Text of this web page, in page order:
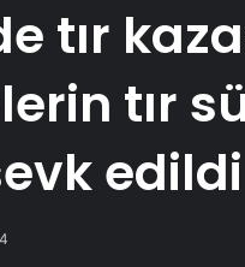
tır
tır
edildi